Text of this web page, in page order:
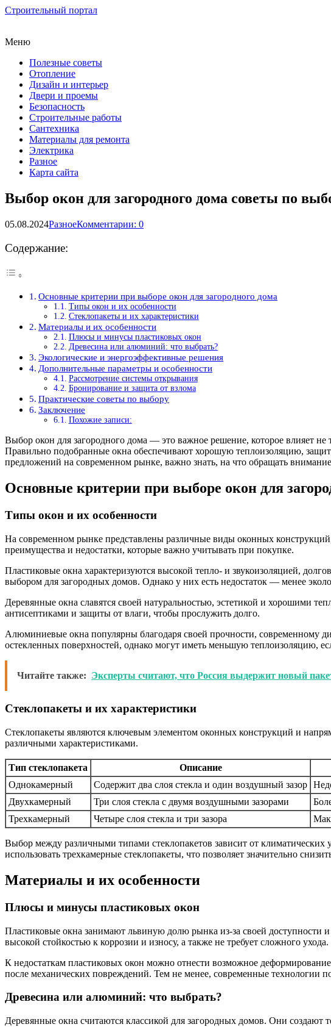
Строительный портал
Меню
Полезные советы
Отопление
Дизайн и интерьер
Двери и проемы
Безопасность
Строительные работы
Сантехника
Материалы для ремонта
Электрика
Разное
Карта сайта
Выбор окон для загородного дома советы по
05.08.2024РазноеКомментарии: 0
Содержание:
Основные критерии при выборе окон для загородного дома
Типы окон и их особенности
Стеклопакеты и их характеристики
Материалы и их особенности
Плюсы и минусы пластиковых окон
Древесина или алюминий: что выбрать?
Экологические и энергоэффективные решения
Дополнительные параметры и особенности
Рассмотрение системы открывания
Бронирование и защита от взлома
Практические советы по выбору
Заключение
Похожие записи:
Выбор окон для загородного дома — это важное решение, которое влияет
Правильно подобранные окна обеспечивают хорошую теплоизоляцию,
предложений на современном рынке, важно знать, на что обращать
Основные критерии при выборе окон для
Типы окон и их особенности
На современном рынке представлены различные виды оконных
преимущества и недостатки, которые важно учитывать при покупке.
Пластиковые окна характеризуются высокой тепло- и звукоизоляцией,
выбором для загородных домов. Однако у них есть недостаток — менее
Деревянные окна славятся своей натуральностью, эстетикой и хорошими
антисептиками и защиты от влаги, чтобы прослужить долго.
Алюминиевые окна популярны благодаря своей прочности, современному
остекленных поверхностей, однако могут иметь меньшую теплоизоляцию,
Читайте также: Эксперты считают, что Россия выдержит новый
Стеклопакеты и их характеристики
Стеклопакеты являются ключевым элементом оконных конструкций и
различными характеристиками.
Тип стеклопакета Описание
Однокамерный
Содержит два слоя стекла и один воздушный зазор
Двухкамерный
Три слоя стекла с двумя воздушными зазорами
Трехкамерный
Четыре слоя стекла и три зазора
Выбор между различными типами стеклопакетов зависит от
использовать трехкамерные стеклопакеты, что позволяет значительно
Материалы и их особенности
Плюсы и минусы пластиковых окон
Пластиковые окна занимают львиную долю рынка из-за своей доступности
высокой стойкостью к коррозии и износу, а также не требует сложного ухода.
К недостаткам пластиковых окон можно отнести возможное
после механических повреждений. Тем не менее, современные технологии
Древесина или алюминий: что выбрать?
Деревянные окна считаются классикой для загородных домов. Они